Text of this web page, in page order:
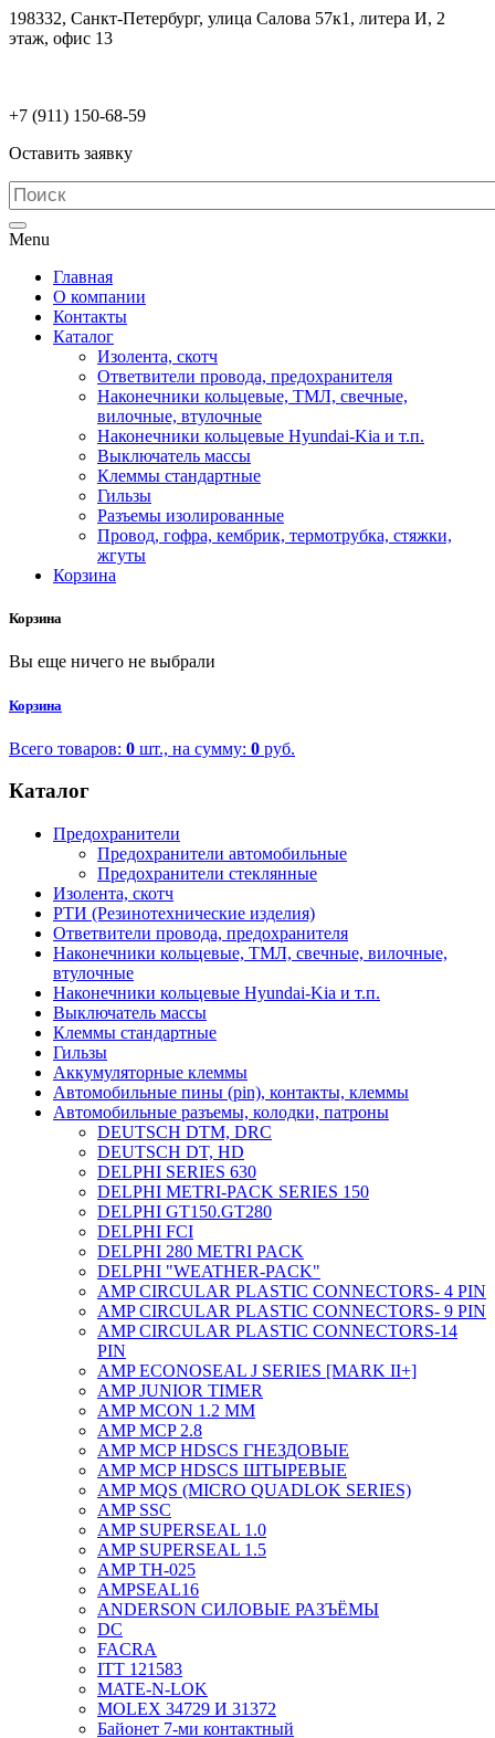
198332, Санкт-Петербург, улица Салова 57к1, литера И, 2
этаж, офис 13
+7 (911) 150-68-59
Оставить заявку
Menu
Главная
О компании
Контакты
Каталог
Изолента, скотч
Ответвители провода, предохранителя
Наконечники кольцевые, ТМЛ, свечные,
вилочные, втулочные
Наконечники кольцевые Hyundai-Kia и т.п.
Выключатель массы
Клеммы стандартные
Гильзы
Разъемы изолированные
Провод, гофра, кембрик, термотрубка, стяжки,
жгуты
Корзина
Корзина
Вы еще ничего не выбрали
Корзина
Всего товаров: 0 шт., на сумму: 0 руб.
Каталог
Предохранители
Предохранители автомобильные
Предохранители стеклянные
Изолента, скотч
РТИ (Резинотехнические изделия)
Ответвители провода, предохранителя
Наконечники кольцевые, ТМЛ, свечные, вилочные,
втулочные
Наконечники кольцевые Hyundai-Kia и т.п.
Выключатель массы
Клеммы стандартные
Гильзы
Аккумуляторные клеммы
Автомобильные пины (pin), контакты, клеммы
Автомобильные разъемы, колодки, патроны
DEUTSCH DTM, DRC
DEUTSCH DT, HD
DELPHI SERIES 630
DELPHI METRI-PACK SERIES 150
DELPHI GT150.GT280
DELPHI FCI
DELPHI 280 METRI PACK
DELPHI "WEATHER-PACK"
AMP CIRCULAR PLASTIC CONNECTORS- 4 PIN
AMP CIRCULAR PLASTIC CONNECTORS- 9 PIN
AMP CIRCULAR PLASTIC CONNECTORS-14
PIN
AMP ECONOSEAL J SERIES [MARK II+]
AMP JUNIOR TIMER
AMP MCON 1.2 MM
AMP MCP 2.8
AMP MCP HDSCS ГНЕЗДОВЫЕ
AMP MCP HDSCS ШТЫРЕВЫЕ
AMP MQS (MICRO QUADLOK SERIES)
AMP SSC
AMP SUPERSEAL 1.0
AMP SUPERSEAL 1.5
AMP ТН-025
AMPSEAL16
ANDERSON СИЛОВЫЕ РАЗЪЁМЫ
DC
FACRA
ITT 121583
MATE-N-LOK
MOLEX 34729 И 31372
Байонет 7-ми контактный